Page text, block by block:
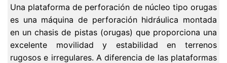
Una plataforma de perforación de núcleo tipo orugas
es una máquina de perforación hidráulica montada
en un chasis de pistas (orugas) que proporciona una
excelente movilidad y estabilidad en terrenos
rugosos e irregulares. A diferencia de las plataformas